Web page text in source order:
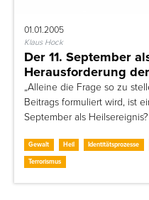
01.01.2005
Klaus Hock
Der 11. September
Herausforderung
„Alleine die Frage so zu
Beitrags formuliert wird, ist
September als
Gewalt Heil Identitätsprozesse
Terrorismus